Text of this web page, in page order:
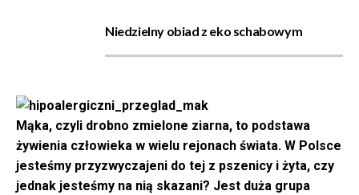
Niedzielny obiad z eko schabowym
Mąka, czyli drobno zmielone ziarna, to podstawa
żywienia człowieka w wielu rejonach świata. W Polsce
jesteśmy przyzwyczajeni do tej z pszenicy i żyta, czy
jednak jesteśmy na nią skazani? Jest duża grupa